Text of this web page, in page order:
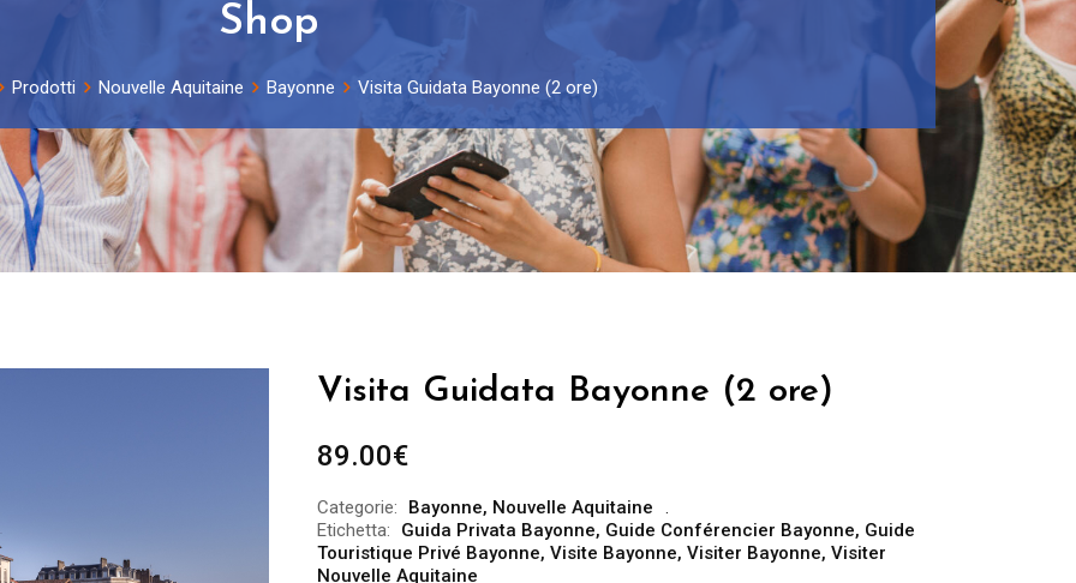
Shop
Prodotti Nouvelle Aquitaine Bayonne Visita Guidata Bayonne (2 ore)
Visita Guidata Bayonne (2 ore)
89.00€
Categorie: Bayonne, Nouvelle Aquitaine
Etichetta:
Guida Privata Bayonne, Guide Conférencier Bayonne, Guide
Touristique Privé Bayonne, Visite Bayonne, Visiter Bayonne, Visiter
Nouvelle Aquitaine